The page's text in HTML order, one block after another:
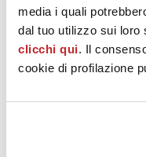
media i quali
dal tuo utilizzo sui loro
clicchi qui. Il
cookie di profilazione
GEOSTONE